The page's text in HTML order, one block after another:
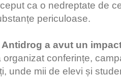
ca o nedreptate de
periculoase.
a avut un
organizat conferințe,
unde mii de elevi și